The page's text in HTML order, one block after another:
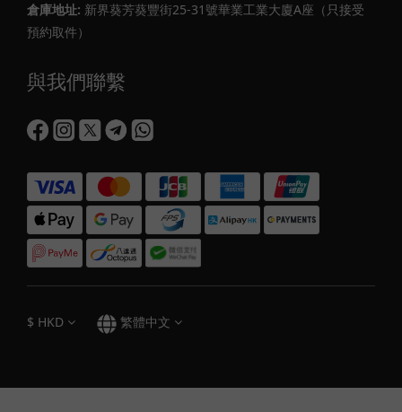
倉庫地址: 新界葵芳葵豐街25-31號華業工業大廈A座（只接受
預約取件）
與我們聯繫
$ HKD 繁體中文